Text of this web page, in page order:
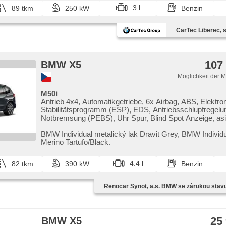
Frontmassagesitze, Fahrgestell Steifheitsregelung,
světlomety
89 tkm 250 kW 3 l Benzin
CarTec Liberec,
BMW X5
Möglichkeit der
M50i
Antrieb 4x4, Automatikgetriebe, 6x Airbag, ABS,
Stabilitätsprogramm (ESP), EDS,
Notbremsung (PEBS), Uhr Spur, Blind Spot Anzeige,
Überwachung der Ermüdung des Fahrers, automatisch
bremsen , adaptivní regulace podvozku,
Leuchten, automatické přepínání dálkových světel,
světlomety, erfüllt 'EURO VI', Bordcomputer, dotykové
elektronická ruční brzda, head-up display, hlídání
(RCTA), parkovací senzory přední, parkovací senzory
monitorovací systém (AVM), Parkassistent,
beheizte Lenkrad, Beifahrerairbagdeaktivierung,
BMW Individual metalický lak Dravit Grey,​ BMW
Merino Tartufo/Black.
82 tkm 390 kW 4.4 l Benzin
Renocar Synot, a.s. BMW se zárukou
BMW X5 25